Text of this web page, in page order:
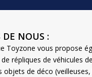
DE NOUS :
Toyzone vous propose
répliques de véhicules
objets de déco